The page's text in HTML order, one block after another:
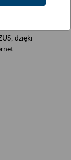
dzięki